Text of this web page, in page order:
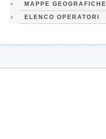
MAPPE GEOGRAFICHE
ELENCO OPERATORI